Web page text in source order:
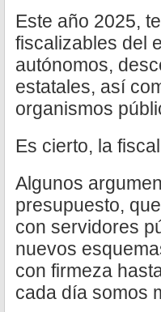
Este año 2025,
fiscalizables del
autónomos,
estatales, así
organismos
Es cierto, la
Algunos
presupuesto,
con servidores
nuevos
con firmeza
cada día somos